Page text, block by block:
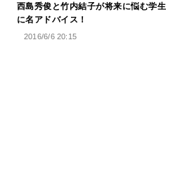
西島秀俊と竹内結子が将来に悩む学生
に名アドバイス！
2016/6/6 20:15